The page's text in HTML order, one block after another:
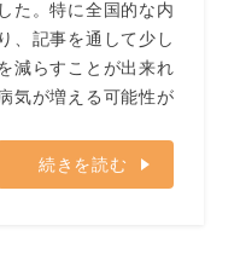
た。特に全国的な内
、記事を通して少し
減らすことが出来れ
気が増える可能性が
続きを読む